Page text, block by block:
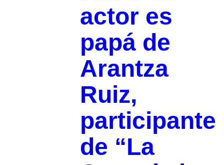
actor es
papá de
Arantza
Ruiz,
participante
de “La